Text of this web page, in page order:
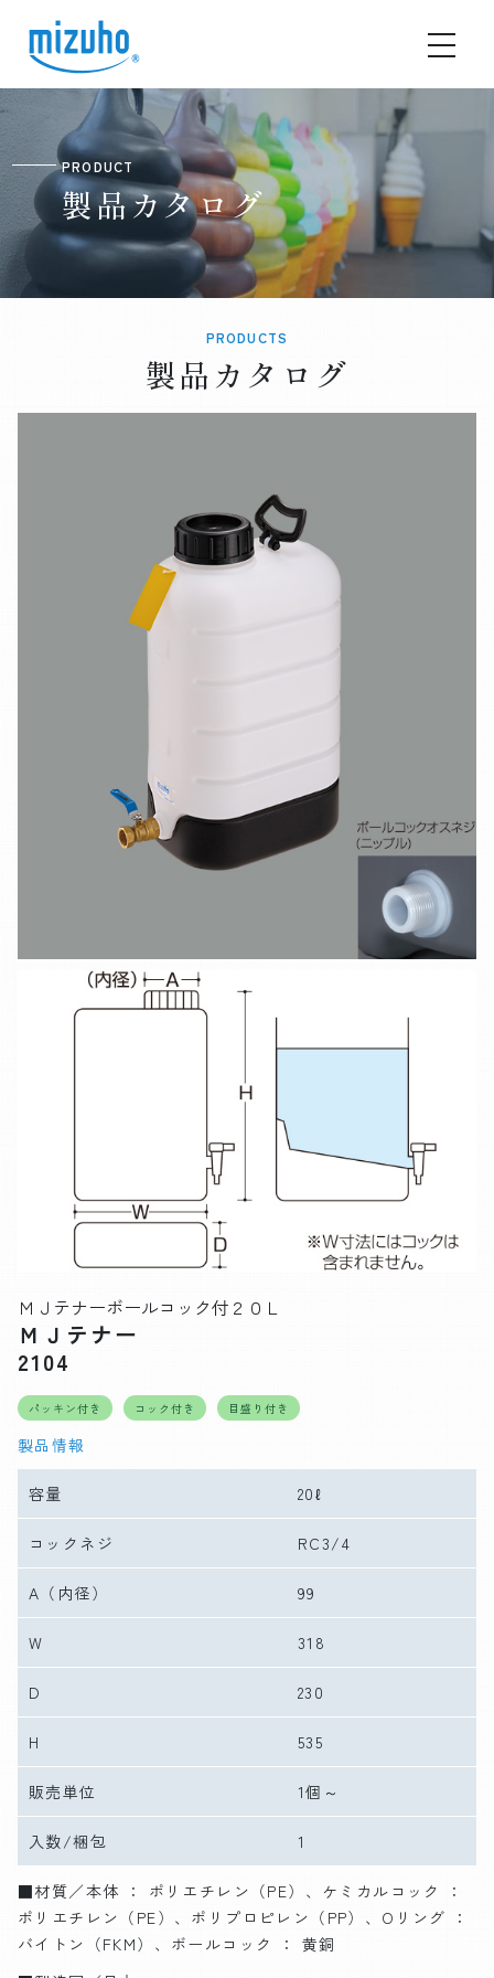
PRODUCT
製品カタログ
PRODUCTS
製品カタログ
ＭＪテナーボールコック付２０Ｌ
ＭＪテナー
2104
パッキン付き コック付き 目盛り付き
製品情報
容量 20ℓ
コックネジ RC3/4
A （内径） 99
W 318
D 230
H 535
販売単位 1個～
入数/梱包 1
■材質／本体 ： ポリエチレン（PE）、ケミカルコック ：
ポリエチレン（PE）、ポリプロピレン（PP）、Oリング ：
バイトン（FKM）、ボールコック ： 黄銅